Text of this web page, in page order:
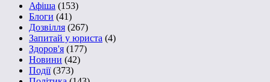
Афіша (153)
Блоги (41)
Дозвілля (267)
Запитай у юриста (4)
Здоров'я (177)
Новини (42)
Події(373)